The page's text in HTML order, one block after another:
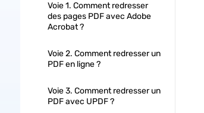
Voie 1. Comment redresser
des pages PDF avec Adobe
Acrobat ?
Voie 2. Comment redresser un
PDF en ligne ?
Voie 3. Comment redresser un
PDF avec UPDF ?